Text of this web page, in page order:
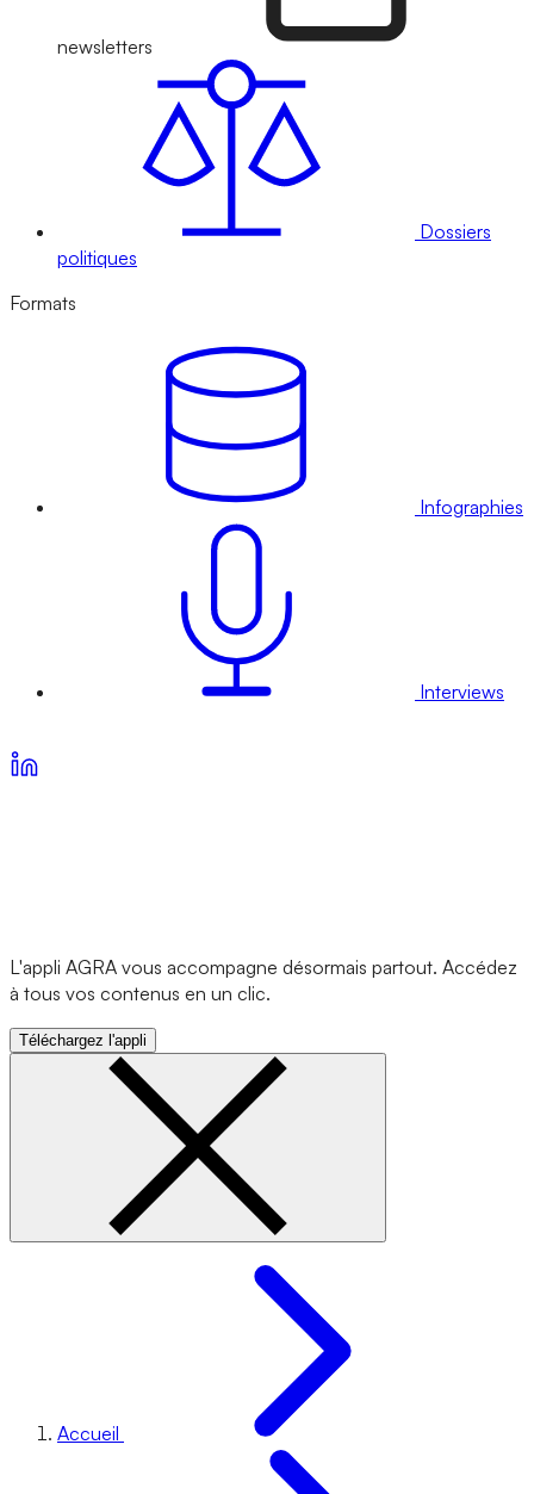
newsletters
Dossiers
politiques
Formats
Infographies
Interviews
L'appli AGRA vous accompagne désormais partout. Accédez
à tous vos contenus en un clic.
Téléchargez l'appli
Accueil